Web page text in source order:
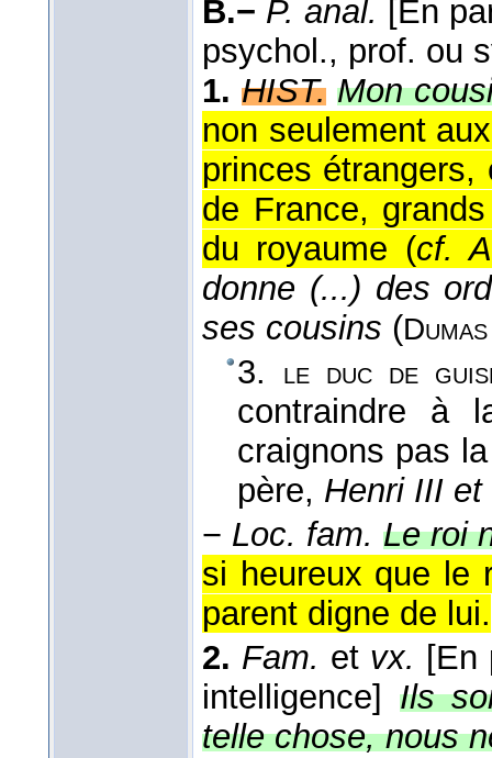
B.− P. anal. [En
psychol., prof. ou
1. HIST. Mon
non seulement
princes
de France,
du royaume (cf.
donne (...) des
ses cousins (Dumas
3. le duc de
contraindre à
craignons pas
père, Henri III et
− Loc. fam. Le roi
si heureux que le
parent digne de lui.
2. Fam. et vx. [En
intelligence] Ils
telle chose, nous